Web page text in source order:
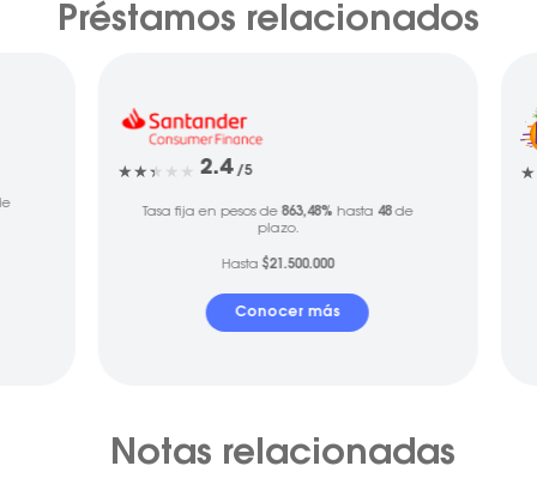
Préstamos relacionados
2.4 /5
Tasa fija en pesos de 863,48% hasta 48de
plazo.
Hasta$21.500.000
Conocer más
Notas relacionadas